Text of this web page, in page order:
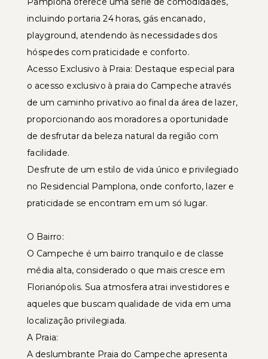
incluindo portaria 24 horas, gás encanado,
playground, atendendo às necessidades dos
hóspedes com praticidade e conforto.
Acesso Exclusivo à Praia: Destaque especial para
o acesso exclusivo à praia do Campeche através
de um caminho privativo ao final da área de lazer,
proporcionando aos moradores a oportunidade
de desfrutar da beleza natural da região com
facilidade.
Desfrute de um estilo de vida único e privilegiado
no Residencial Pamplona, onde conforto, lazer e
praticidade se encontram em um só lugar.
O Bairro:
O Campeche é um bairro tranquilo e de classe
média alta, considerado o que mais cresce em
Florianópolis. Sua atmosfera atrai investidores e
aqueles que buscam qualidade de vida em uma
localização privilegiada.
A Praia:
A deslumbrante Praia do Campeche apresenta